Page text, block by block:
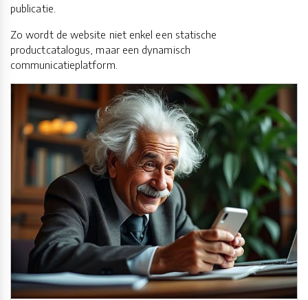
publicatie.
Zo wordt de website niet enkel een statische
productcatalogus, maar een dynamisch
communicatieplatform.